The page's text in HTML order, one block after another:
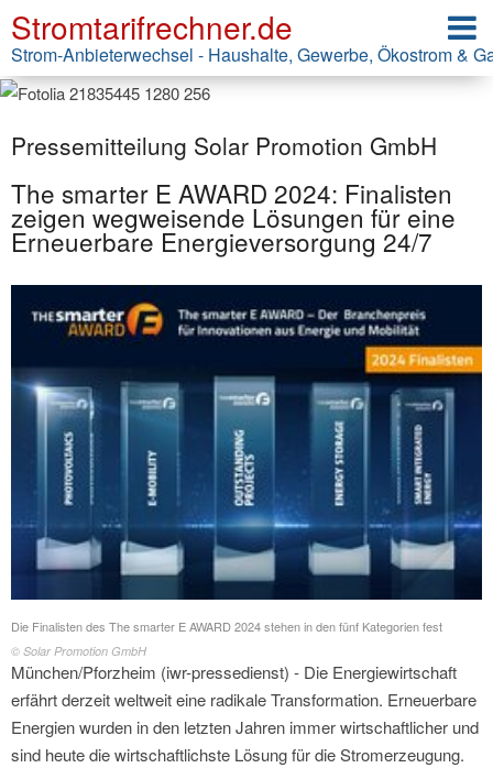
Stromtarifrechner.de
Strom-Anbieterwechsel - Haushalte, Gewerbe, Ökostrom &
Pressemitteilung Solar Promotion GmbH
The smarter E AWARD 2024: Finalisten
zeigen wegweisende Lösungen für eine
Erneuerbare Energieversorgung 24/7
Die Finalisten des The smarter E AWARD 2024 stehen in den fünf Kategorien fest
© Solar Promotion GmbH
München/Pforzheim (iwr-pressedienst) - Die Energiewirtschaft
erfährt derzeit weltweit eine radikale Transformation. Erneuerbare
Energien wurden in den letzten Jahren immer wirtschaftlicher und
sind heute die wirtschaftlichste Lösung für die Stromerzeugung.